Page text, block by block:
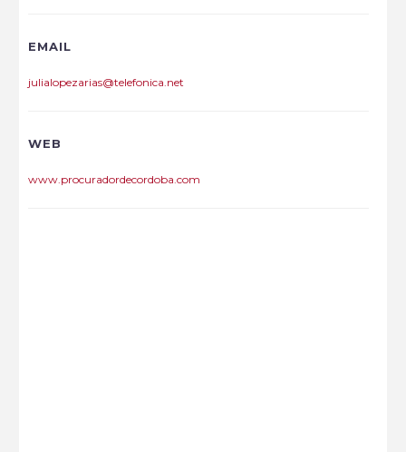
EMAIL
julialopezarias@telefonica.net
WEB
www.procuradordecordoba.com